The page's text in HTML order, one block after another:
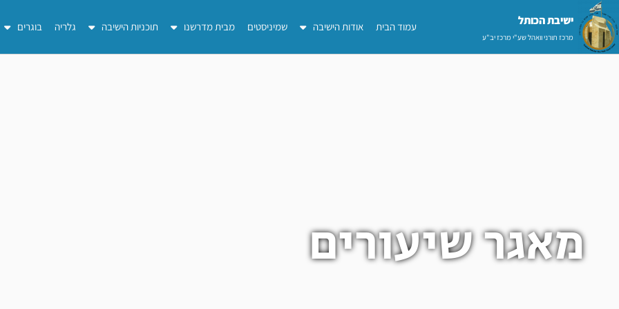
דילוג
לתוכן
ישיבת הכותל​
מרכז תורני וואהל שע"י מרכז יב"ע
עמוד הבית אודות הישיבה שמיניסטים מבית מדרשנו תוכניות הישיבה גלריה בוגרים
מאגר שיעורים